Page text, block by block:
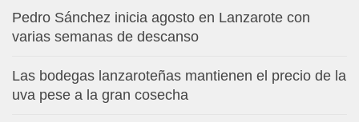
Pedro Sánchez inicia agosto en Lanzarote con
varias semanas de descanso
Las bodegas lanzaroteñas mantienen el precio de la
uva pese a la gran cosecha